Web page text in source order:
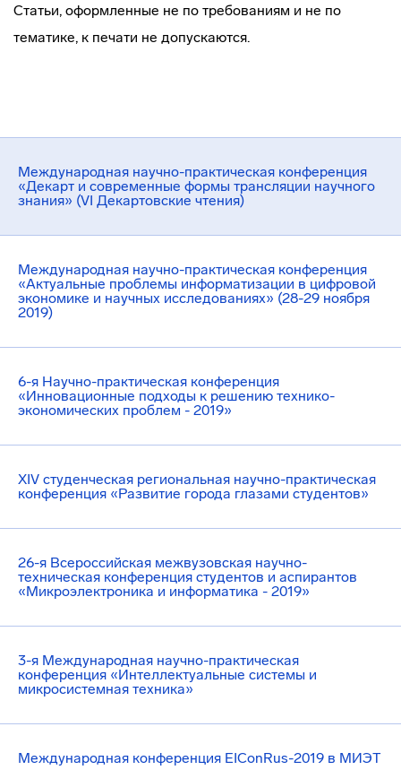
Международная научно-практическая конференция
«Декарт и современные формы трансляции научного
знания» (VI Декартовские чтения)
Международная научно-практическая конференция
«Актуальные проблемы информатизации в цифровой
экономике и научных исследованиях» (28-29 ноября
2019)
6-я Научно-практическая конференция
«Инновационные подходы к решению технико-
экономических проблем - 2019»
XIV студенческая региональная научно-практическая
конференция «Развитие города глазами студентов»
26-я Всероссийская межвузовская научно-
техническая конференция студентов и аспирантов
«Микроэлектроника и информатика - 2019»
3-я Международная научно-практическая
конференция «Интеллектуальные системы и
микросистемная техника»
Международная конференция EIConRus-2019 в МИЭТ
Статьи, оформленные не по требованиям и не по
тематике, к печати не допускаются.